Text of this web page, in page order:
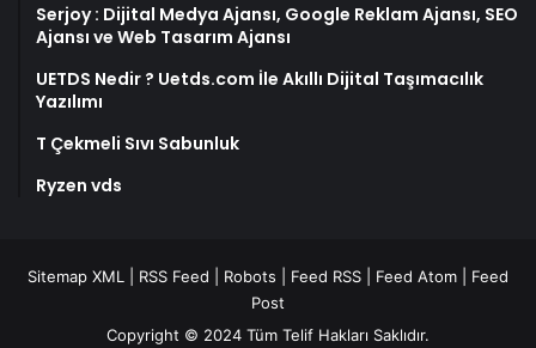
Serjoy : Dijital Medya Ajansı, Google Reklam Ajansı, SEO
Ajansı ve Web Tasarım Ajansı
UETDS Nedir ? Uetds.com İle Akıllı Dijital Taşımacılık
Yazılımı
T Çekmeli Sıvı Sabunluk
Ryzen vds
Sitemap XML RSS Feed Robots Feed RSS Feed Atom
Feed
Post
Copyright © 2024 Tüm Telif Hakları Saklıdır.